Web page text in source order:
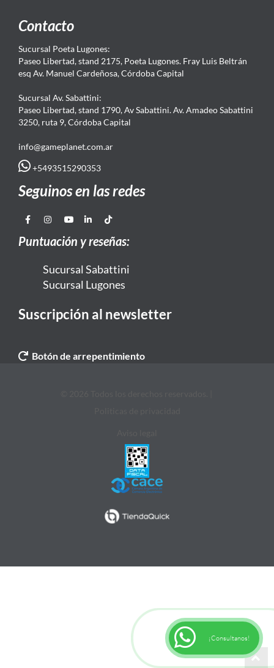
Contacto
Sucursal Poeta Lugones:
Paseo Libertad, stand 2175, Poeta Lugones. Fray Luis Beltrán
esq Av. Manuel Cardeñosa, Córdoba Capital
Sucursal Av. Sabattini:
Paseo Libertad, stand 1790, Av Sabattini. Av. Amadeo Sabattini
3250, ruta 9, Córdoba Capital
info@gameplanet.com.ar
+5493515290353
Seguinos en las redes
Puntuación y reseñas:
Sucursal Sabattini
Sucursal Lugones
Suscripción al newsletter
Botón de arrepentimiento
¡Consultanos!